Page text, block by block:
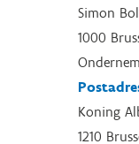
Simon
1000
Koning
1210